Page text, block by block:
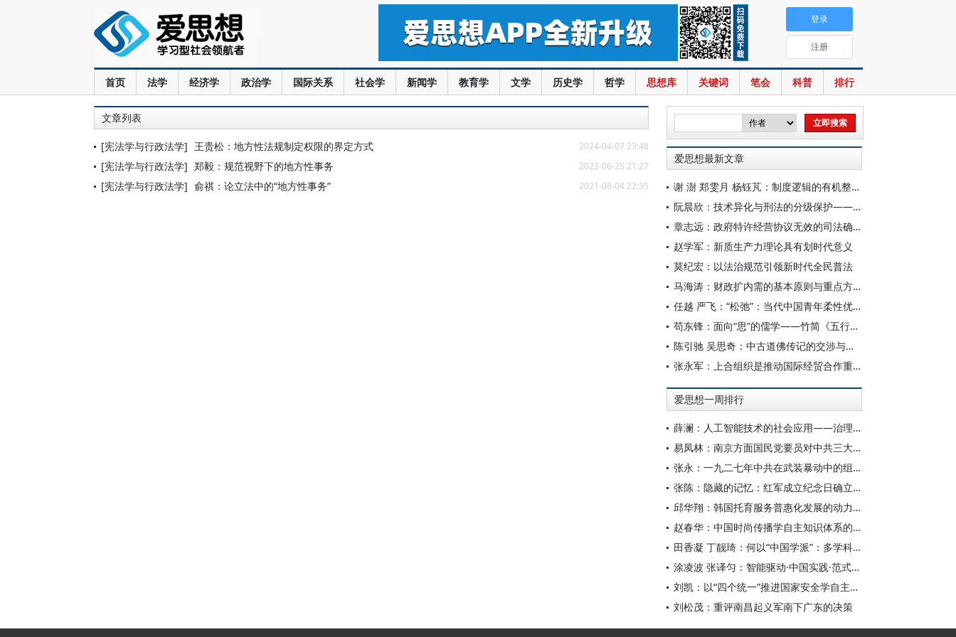
首页 法学 经济学 政治学 国际关系 社会学 新闻学 教育学 文学 历史学 哲学 思想库 关键词 笔会 科普 排行
登录
注册
文章列表
[宪法学与行政法学] 王贵松：地方性法规制定权限的界定方式 2024-04-07 23:48
[宪法学与行政法学] 郑毅：规范视野下的地方性事务 2023-06-25 21:27
[宪法学与行政法学] 俞祺：论立法中的“地方性事务” 2021-08-04 22:35
爱思想最新文章
谢 澍 郑雯月 杨钰芃：制度逻辑的有机整合：公安执法办案管理中心转型之实证分析
阮晨欣：技术异化与刑法的分级保护——以深度伪造技术为例
章志远：政府特许经营协议无效的司法确认
赵学军：新质生产力理论具有划时代意义
莫纪宏：以法治规范引领新时代全民普法
马海涛：财政扩内需的基本原则与重点方向
任越 严飞：“松弛”：当代中国青年柔性优绩主义
苟东锋：面向“思”的儒学——竹简《五行》中的三“思”论
陈引驰 吴思奇：中古道佛传记的交涉与互融
张永军：上合组织是推动国际经贸合作重要力量
爱思想一周排行
薛澜：人工智能技术的社会应用——治理挑战
易凤林：南京方面国民党要员对中共三大起义的反应
张永：一九二七年中共在武装暴动中的组织转型
张陈：隐藏的记忆：红军成立纪念日确立前中共对南昌起义的纪念
邱华翔：韩国托育服务普惠化发展的动力机制、制度路径与政策效应
赵春华：中国时尚传播学自主知识体系的内在逻辑与实践路径
田香凝 丁靓琦：何以“中国学派”：多学科视野下中国特色新闻传播学建设的研究
涂凌波 张译匀：智能驱动·中国实践·范式创新：“构建中国新闻传播学自主知识体系”专题研讨会综述
刘凯：以“四个统一”推进国家安全学自主知识体系构建
刘松茂：重评南昌起义军南下广东的决策